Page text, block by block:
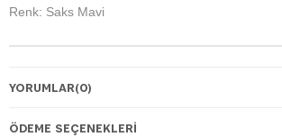
Renk: Saks Mavi
YORUMLAR(0)
ÖDEME SEÇENEKLERI